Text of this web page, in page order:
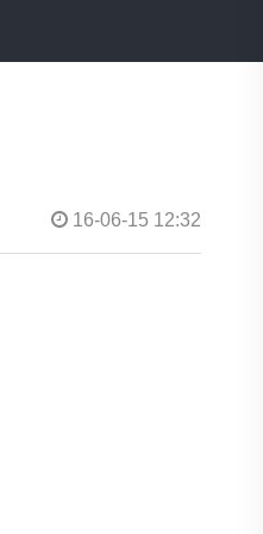
16-06-15 12:32